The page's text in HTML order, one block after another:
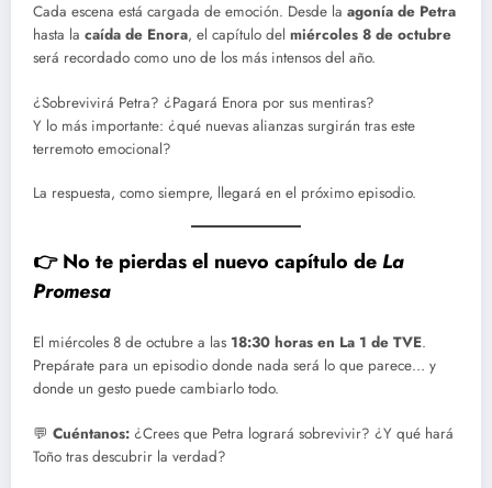
Cada escena está cargada de emoción. Desde la agonía de Petra
hasta la caída de Enora, el capítulo del miércoles 8 de octubre
será recordado como uno de los más intensos del año.
¿Sobrevivirá Petra? ¿Pagará Enora por sus mentiras?
Y lo más importante: ¿qué nuevas alianzas surgirán tras este
terremoto emocional?
La respuesta, como siempre, llegará en el próximo episodio.
👉 No te pierdas el nuevo capítulo deLa
Promesa
El miércoles 8 de octubre a las 18:30 horas en La 1 de TVE.
Prepárate para un episodio donde nada será lo que parece… y
donde un gesto puede cambiarlo todo.
💬 Cuéntanos: ¿Crees que Petra logrará sobrevivir? ¿Y qué hará
Toño tras descubrir la verdad?